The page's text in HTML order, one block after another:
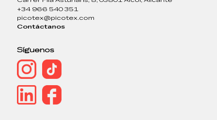
+34 966 540 351
picotex@picotex.com
Contáctanos
Síguenos